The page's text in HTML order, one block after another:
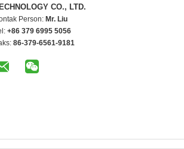
CO., LTD.
Person: Mr. Liu
+86 379 6995 5056
86-379-6561-9181